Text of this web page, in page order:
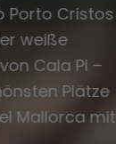
Porto Cristos
weiße
Cala Pi –
Plätze
Mallorca mit